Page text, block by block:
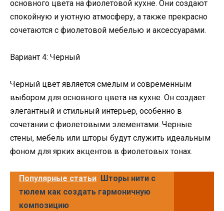
основного цвета на фиолетовой кухне. Они создают
спокойную и уютную атмосферу, а также прекрасно
сочетаются с фиолетовой мебелью и аксессуарами.
Вариант 4: Черный
Черный цвет является смелым и современным
выбором для основного цвета на кухне. Он создает
элегантный и стильный интерьер, особенно в
сочетании с фиолетовыми элементами. Черные
стены, мебель или шторы будут служить идеальным
фоном для ярких акцентов в фиолетовых тонах.
Популярные статьи Шторы нити с
тюлем как создать гармоничную
композицию